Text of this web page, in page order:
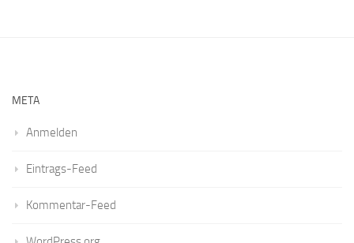
META
Anmelden
Eintrags-Feed
Kommentar-Feed